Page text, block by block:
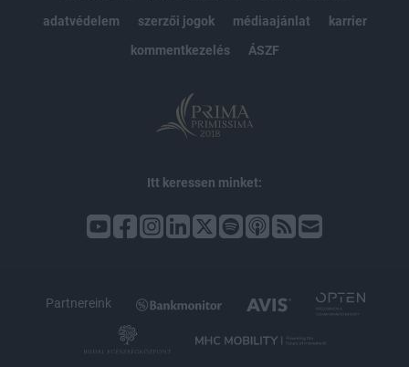
adatvédelem
szerzői jogok médiaajánlat
karrier
kommentkezelés
ÁSZF
Itt keressen minket:
Partnereink